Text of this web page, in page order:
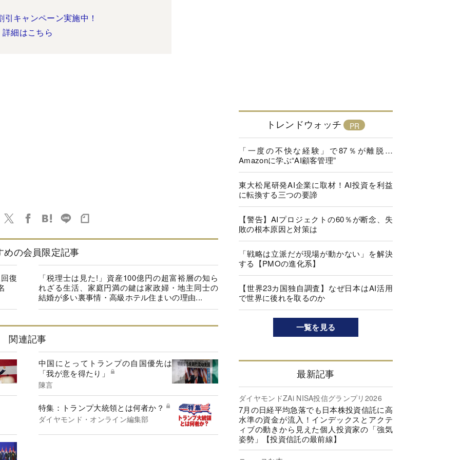
引キャンペーン実施中！
詳細はこちら
めの会員限定記事
復
「税理士は見た!」資産100億円の超富裕層の知ら
れざる生活、家庭円満の鍵は家政婦・地主同士の
結婚が多い裏事情・高級ホテル住まいの理由...
関連記事
中国にとってトランプの自国優先は
「我が意を得たり」
陳言
特集：トランプ大統領とは何者か？
ダイヤモンド・オンライン編集部
トレンドウォッチ
「一度の不快な経験」で87％が離脱…
Amazonに学ぶ“AI顧客管理”
東大松尾研発AI企業に取材！AI投資を利益
に転換する三つの要諦
【警告】AIプロジェクトの60％が断念、失
敗の根本原因と対策は
「戦略は立派だが現場が動かない」を解決
する【PMOの進化系】
【世界23カ国独自調査】なぜ日本はAI活用
で世界に後れを取るのか
一覧を見る
最新記事
ダイヤモンドZAi NISA投信グランプリ2026
7月の日経平均急落でも日本株投資信託に高
水準の資金が流入！インデックスとアクテ
ィブの動きから見えた個人投資家の「強気
姿勢」【投資信託の最前線】